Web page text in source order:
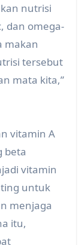
nutrisi
dan omega-
makan
tersebut
mata kita,”
vitamin A
beta
vitamin
untuk
menjaga
itu,